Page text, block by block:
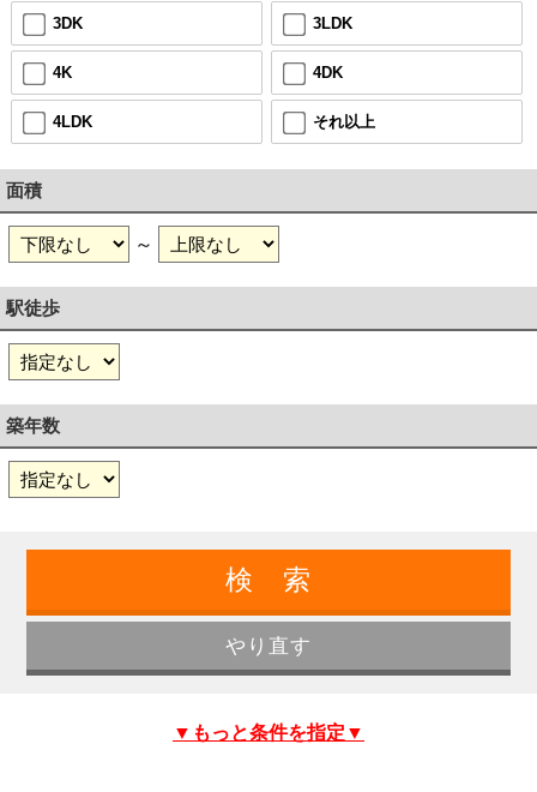
3DK 3LDK
4K 4DK
4LDK それ以上
面積
～
駅徒歩
築年数
▼もっと条件を指定▼